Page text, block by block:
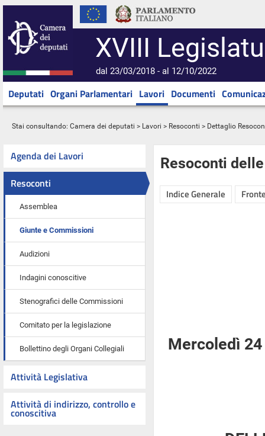
XVIII
dal 23/03/2018 - al 12/10/2022
Deputati Organi Parlamentari Lavori Documenti
Stai consultando: Camera dei deputati > Lavori > Resoconti > Dettaglio
Agenda dei Lavori
Resoconti
Assemblea
Giunte e Commissioni
Audizioni
Indagini conoscitive
Stenografici delle Commissioni
Comitato per la legislazione
Bollettino degli Organi Collegiali
Attività Legislativa
Attività di indirizzo, controllo e
conoscitiva
Resoconti
Indice Generale
Mercoledì